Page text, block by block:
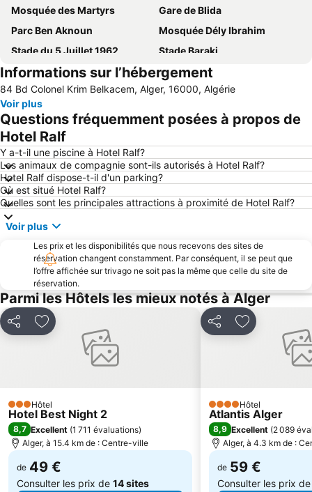
Mosquée des Martyrs
Gare de Blida
Parc Ben Aknoun
Mosquée Dély Ibrahim
Stade du 5 Juillet 1962
Stade Baraki
Mosquée Abdelatif Soltani
des frères Brakni
Informations sur l’hébergement
84 Bd Colonel Krim Belkacem, Alger, 16000, Algérie
Voir plus
Questions fréquemment posées à propos de
Hotel Ralf
Y a-t-il une piscine à Hotel Ralf?
Les animaux de compagnie sont-ils autorisés à Hotel Ralf?
Hotel Ralf dispose-t-il d'un parking?
Où est situé Hotel Ralf?
Quelles sont les principales attractions à proximité de Hotel Ralf?
Voir plus
Les prix et les disponibilités que nous recevons des sites de
réservation changent constamment. Par conséquent, il se peut que
l’offre affichée sur trivago ne soit pas la même que celle du site de
réservation.
Parmi les Hôtels les mieux notés à Alger
PartagerAjouter à mes favoris
3 Étoiles
Hôtel
Hotel Best Night 2
8,7 Excellent (1 711 évaluations)
Alger, à 15.4 km de : Centre-ville
de 49 €
Consulter les prix de 14 sites
PartagerAjouter à
4 ÉtoilesHôtel
Atlantis Alger
8,9 Excellent (2 089
Alger, à 4.3 km de :
de 59 €
Consulter les prix